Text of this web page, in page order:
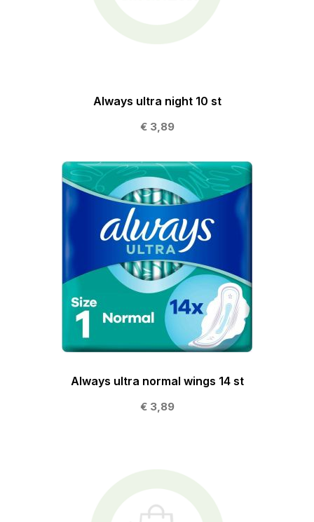
Always ultra night 10 st
€ 3,89
Always ultra normal wings 14 st
€ 3,89